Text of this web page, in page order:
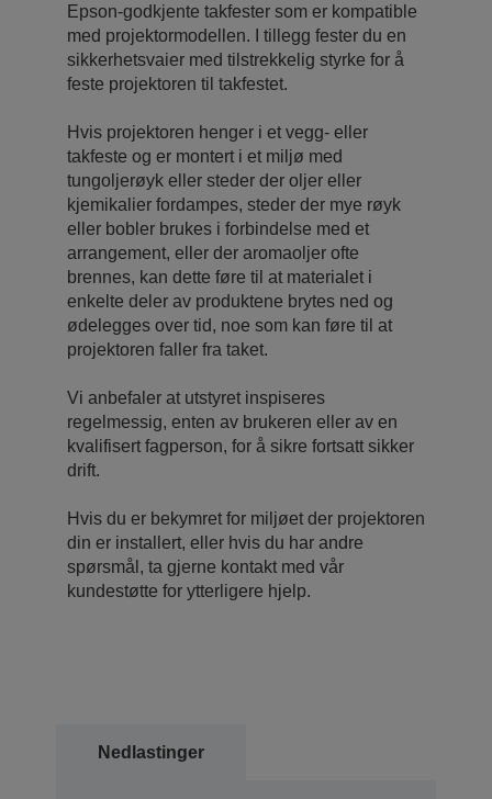
Epson-godkjente takfester som er kompatible
med projektormodellen. I tillegg fester du en
sikkerhetsvaier med tilstrekkelig styrke for å
feste projektoren til takfestet.
Hvis projektoren henger i et vegg- eller
takfeste og er montert i et miljø med
tungoljerøyk eller steder der oljer eller
kjemikalier fordampes, steder der mye røyk
eller bobler brukes i forbindelse med et
arrangement, eller der aromaoljer ofte
brennes, kan dette føre til at materialet i
enkelte deler av produktene brytes ned og
ødelegges over tid, noe som kan føre til at
projektoren faller fra taket.
Vi anbefaler at utstyret inspiseres
regelmessig, enten av brukeren eller av en
kvalifisert fagperson, for å sikre fortsatt sikker
drift.
Hvis du er bekymret for miljøet der projektoren
din er installert, eller hvis du har andre
spørsmål, ta gjerne kontakt med vår
kundestøtte for ytterligere hjelp.
Nedlastinger